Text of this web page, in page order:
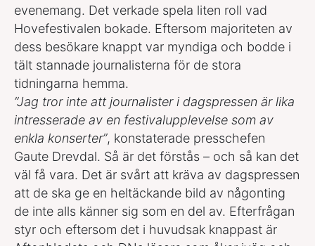
evenemang. Det verkade spela liten roll vad
Hovefestivalen bokade. Eftersom majoriteten av
dess besökare knappt var myndiga och bodde i
tält stannade journalisterna för de stora
tidningarna hemma.
”Jag tror inte att journalister i dagspressen är lika
intresserade av en festivalupplevelse som av
enkla konserter”, konstaterade presschefen
Gaute Drevdal. Så är det förstås – och så kan det
väl få vara. Det är svårt att kräva av dagspressen
att de ska ge en heltäckande bild av någonting
de inte alls känner sig som en del av. Efterfrågan
styr och eftersom det i huvudsak knappast är